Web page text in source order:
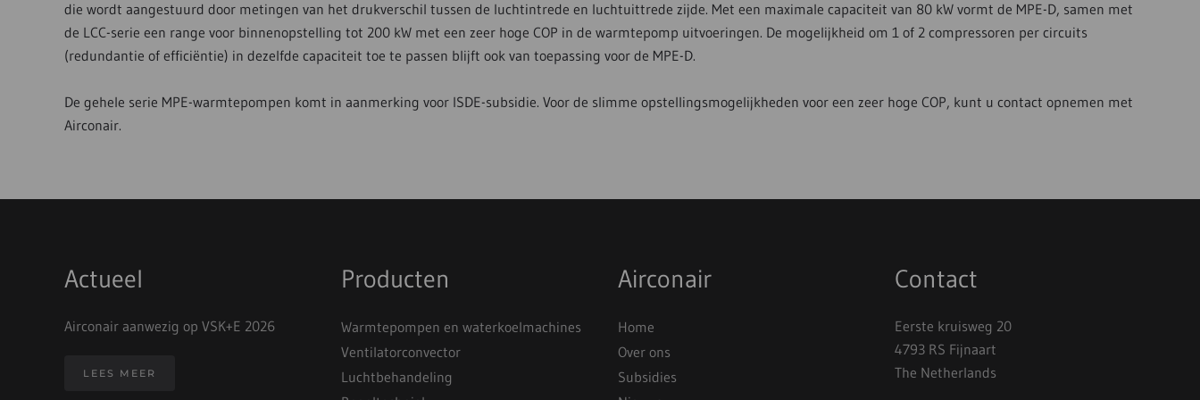
die wordt aangestuurd door metingen van het drukverschil tussen de luchtintrede en luchtuittrede zijde. Met een maximale capaciteit van 80 kW vormt de MPE-D, samen met
de LCC-serie een range voor binnenopstelling tot 200 kW met een zeer hoge COP in de warmtepomp uitvoeringen. De mogelijkheid om 1 of 2 compressoren per circuits
(redundantie of efficiëntie) in dezelfde capaciteit toe te passen blijft ook van toepassing voor de MPE-D.
De gehele serie MPE-warmtepompen komt in aanmerking voor ISDE-subsidie. Voor de slimme opstellingsmogelijkheden voor een zeer hoge COP, kunt u contact opnemen met
Airconair.
Actueel
Airconair aanwezig op VSK+E 2026
LEES MEER
Producten
Warmtepompen en waterkoelmachines
Ventilatorconvector
Luchtbehandeling
Airconair
Home
Over ons
Subsidies
Contact
Eerste kruisweg 20
4793 RS Fijnaart
The Netherlands